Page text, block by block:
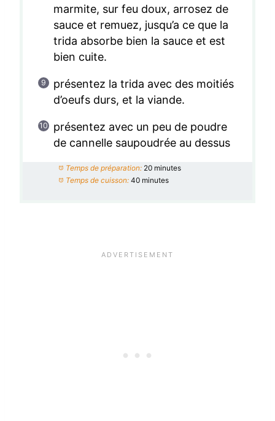
marmite, sur feu doux, arrosez de
sauce et remuez, jusqu’a ce que la
trida absorbe bien la sauce et est
bien cuite.
présentez la trida avec des moitiés
d’oeufs durs, et la viande.
présentez avec un peu de poudre
de cannelle saupoudrée au dessus
Temps de préparation: 20 minutes
Temps de cuisson: 40 minutes